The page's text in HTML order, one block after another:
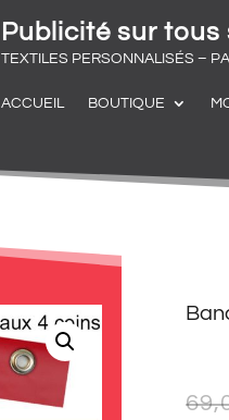
Publicité sur tous
TEXTILES PERSONNALISÉS –
ACCUEIL BOUTIQUE